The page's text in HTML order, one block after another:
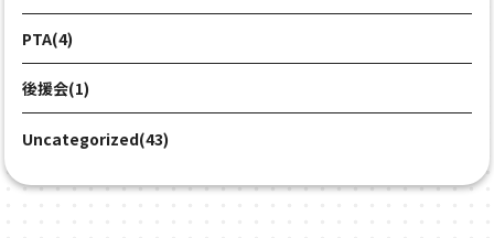
PTA(4)
後援会(1)
Uncategorized(43)